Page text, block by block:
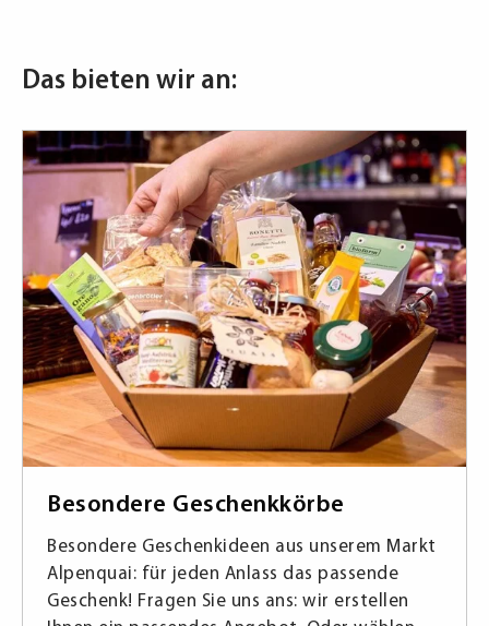
Das bieten wir an:
Besondere Geschenkkörbe
Besondere Geschenkideen aus unserem Markt
Alpenquai: für jeden Anlass das passende
Geschenk! Fragen Sie uns ans: wir erstellen